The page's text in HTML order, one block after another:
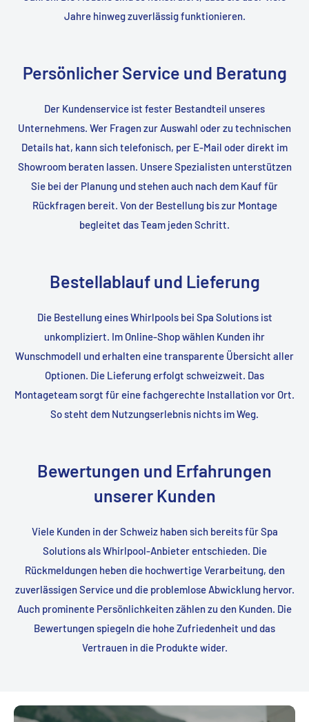
Jahre hinweg zuverlässig funktionieren.
Persönlicher Service und Beratung
Der Kundenservice ist fester Bestandteil unseres
Unternehmens. Wer Fragen zur Auswahl oder zu technischen
Details hat, kann sich telefonisch, per E-Mail oder direkt im
Showroom beraten lassen. Unsere Spezialisten unterstützen
Sie bei der Planung und stehen auch nach dem Kauf für
Rückfragen bereit. Von der Bestellung bis zur Montage
begleitet das Team jeden Schritt.
Bestellablauf und Lieferung
Die Bestellung eines Whirlpools bei Spa Solutions ist
unkompliziert. Im Online-Shop wählen Kunden ihr
Wunschmodell und erhalten eine transparente Übersicht aller
Optionen. Die Lieferung erfolgt schweizweit. Das
Montageteam sorgt für eine fachgerechte Installation vor Ort.
So steht dem Nutzungserlebnis nichts im Weg.
Bewertungen und Erfahrungen
unserer Kunden
Viele Kunden in der Schweiz haben sich bereits für Spa
Solutions als Whirlpool-Anbieter entschieden. Die
Rückmeldungen heben die hochwertige Verarbeitung, den
zuverlässigen Service und die problemlose Abwicklung hervor.
Auch prominente Persönlichkeiten zählen zu den Kunden. Die
Bewertungen spiegeln die hohe Zufriedenheit und das
Vertrauen in die Produkte wider.